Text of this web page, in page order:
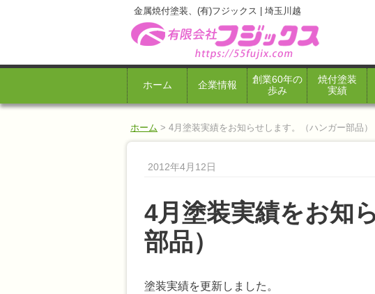
金属焼付塗装、(有)フジックス | 埼玉川越
ホーム 企業情報
創業60年の
歩み
焼付塗装
実績
ホーム > 4月塗装実績をお知らせします。（ハンガー部品）
2012年4月12日
4月塗装実績をお知
部品）
塗装実績を更新しました。